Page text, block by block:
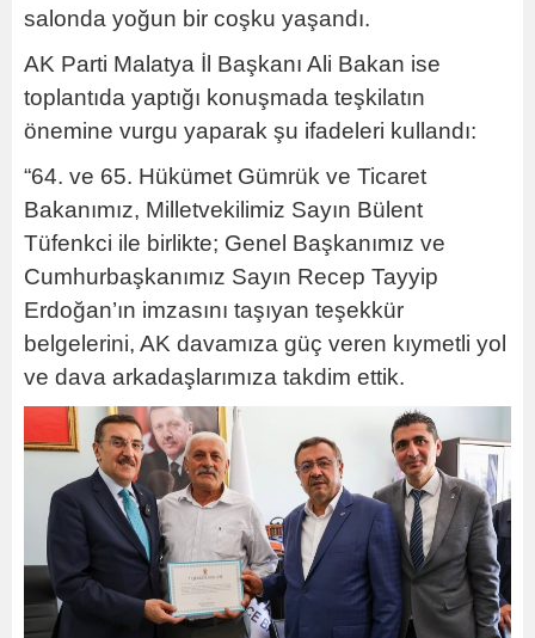
salonda yoğun bir coşku yaşandı.
AK Parti Malatya İl Başkanı Ali Bakan ise
toplantıda yaptığı konuşmada teşkilatın
önemine vurgu yaparak şu ifadeleri kullandı:
“64. ve 65. Hükümet Gümrük ve Ticaret
Bakanımız, Milletvekilimiz Sayın Bülent
Tüfenkci ile birlikte; Genel Başkanımız ve
Cumhurbaşkanımız Sayın Recep Tayyip
Erdoğan’ın imzasını taşıyan teşekkür
belgelerini, AK davamıza güç veren kıymetli yol
ve dava arkadaşlarımıza takdim ettik.